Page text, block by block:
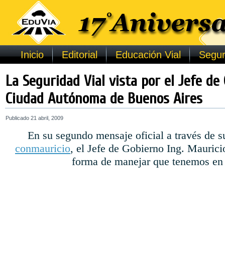
Inicio Editorial Educación Vial
La Seguridad Vial vista por el Jefe de
Ciudad Autónoma de Buenos Aires
Publicado 21 abril, 2009
En su segundo mensaje oficial a través de
conmauricio, el Jefe de Gobierno Ing.
forma de manejar que tenemos